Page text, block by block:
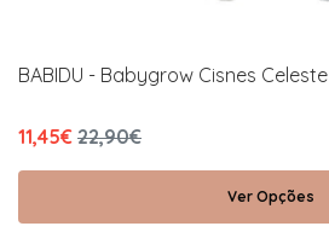
BABIDU - Babygrow Cisnes Celeste
11,45€ 22,90€
Ver Opções